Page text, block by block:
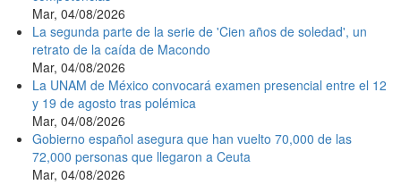
Mar, 04/08/2026
La segunda parte de la serie de 'Cien años de soledad', un
retrato de la caída de Macondo
Mar, 04/08/2026
La UNAM de México convocará examen presencial entre el 12
y 19 de agosto tras polémica
Mar, 04/08/2026
Gobierno español asegura que han vuelto 70,000 de las
72,000 personas que llegaron a Ceuta
Mar, 04/08/2026